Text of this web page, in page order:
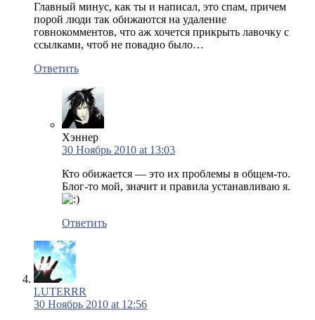
Главный минус, как ты и написал, это спам, причем
порой люди так обижаются на удаление
говнокомментов, что аж хочется прикрыть лавочку с
ссылками, чтоб не повадно было…
Ответить
Хэннер
30 Ноябрь 2010 at 13:03
Кто обижается — это их проблемы в общем-то.
Блог-то мой, значит и правила устанавливаю я.
Ответить
LUTERRR
30 Ноябрь 2010 at 12:56